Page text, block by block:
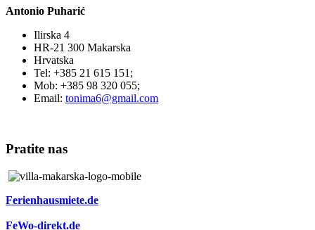
Antonio Puharić
Ilirska 4
HR-21 300 Makarska
Hrvatska
Tel: +385 21 615 151;
Mob: +385 98 320 055;
Email: tonima6@gmail.com
Pratite nas
Ferienhausmiete.de
FeWo-direkt.de